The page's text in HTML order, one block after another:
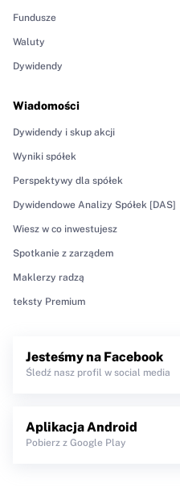
Fundusze
Waluty
Dywidendy
Wiadomości
Dywidendy i skup akcji
Wyniki spółek
Perspektywy dla spółek
Dywidendowe Analizy Spółek [DAS]
Wiesz w co inwestujesz
Spotkanie z zarządem
Maklerzy radzą
teksty Premium
Jesteśmy na Facebook
Śledź nasz profil w social media
Aplikacja Android
Pobierz z Google Play